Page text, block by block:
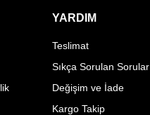
YARDIM
Teslimat
Sıkça Sorulan Sorular
Değişim ve İade
Kargo Takip